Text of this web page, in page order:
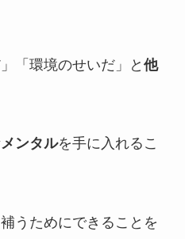
「環境のせいだ」と他
ンタルを手に入れるこ
うためにできることを